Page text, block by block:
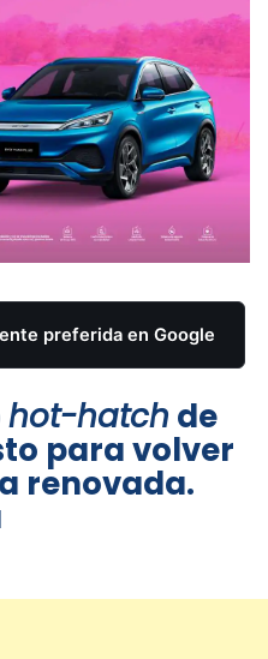
preferida en Google
hot-hatch de
para volver
renovada.